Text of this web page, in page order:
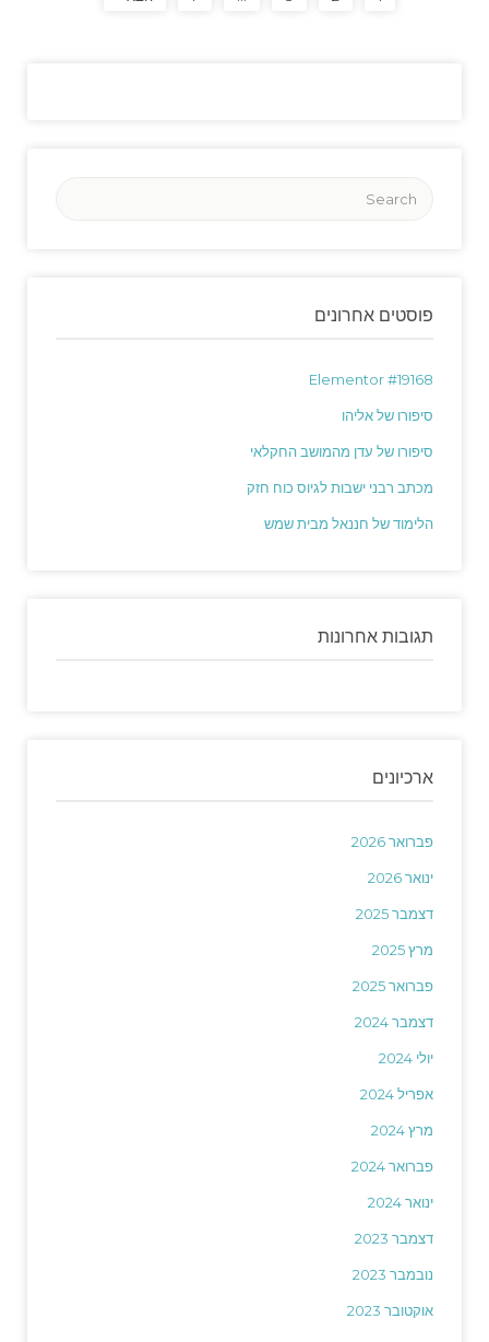
פוסטים אחרונים
Elementor #19168
סיפורו של אליהו
סיפורו של עדן מהמושב החקלאי
מכתב רבני ישבות לגיוס כוח חזק
הלימוד של חננאל מבית שמש
תגובות אחרונות
ארכיונים
פברואר 2026
ינואר 2026
דצמבר 2025
מרץ 2025
פברואר 2025
דצמבר 2024
יולי 2024
אפריל 2024
מרץ 2024
פברואר 2024
ינואר 2024
דצמבר 2023
נובמבר 2023
אוקטובר 2023